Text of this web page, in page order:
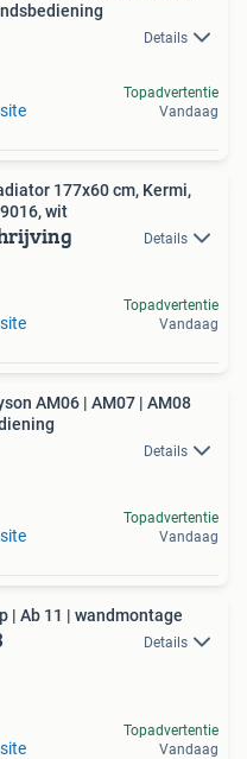
Details
Topadvertentie
Vandaag
177x60 cm, Kermi,
wit
Details
Topadvertentie
Vandaag
AM06 | AM07 | AM08
Details
Topadvertentie
Vandaag
| Ab 11 | wandmontage
Details
Topadvertentie
Vandaag